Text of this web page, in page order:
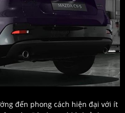
đến phong cách hiện đại với ít